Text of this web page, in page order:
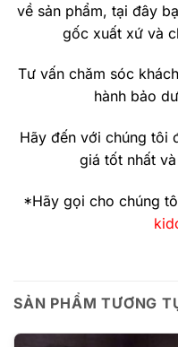
về sản phẩm, tại đây
gốc xuất xứ và
Tư vấn chăm sóc
hành bảo
Hãy đến với chúng tôi
giá tốt nhất
*Hãy gọi cho chúng
SẢN PHẨM TƯƠNG